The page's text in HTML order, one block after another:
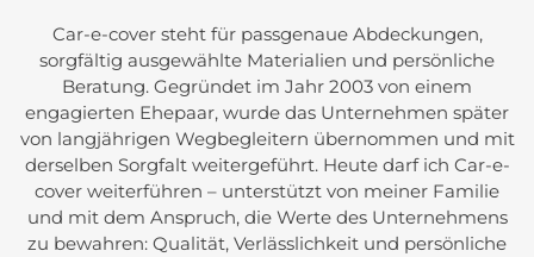
Car-e-cover steht für passgenaue Abdeckungen,
sorgfältig ausgewählte Materialien und persönliche
Beratung. Gegründet im Jahr 2003 von einem
engagierten Ehepaar, wurde das Unternehmen später
von langjährigen Wegbegleitern übernommen und mit
derselben Sorgfalt weitergeführt. Heute darf ich Car-e-
cover weiterführen – unterstützt von meiner Familie
und mit dem Anspruch, die Werte des Unternehmens
zu bewahren: Qualität, Verlässlichkeit und persönliche